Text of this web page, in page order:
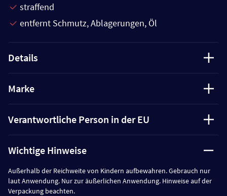
straffend
entfernt Schmutz, Ablagerungen, Öl
Details
Marke
Verantwortliche Person in der EU
Wichtige Hinweise
Außerhalb der Reichweite von Kindern aufbewahren. Gebrauch nur
laut Anwendung. Nur zur äußerlichen Anwendung. Hinweise auf der
Verpackung beachten.